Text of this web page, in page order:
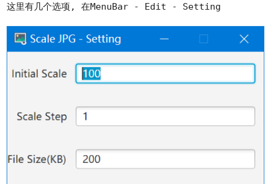
这里有几个选项, 在MenuBar - Edit - Setting